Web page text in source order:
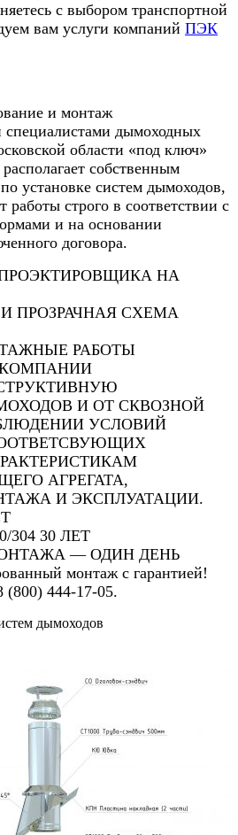
с выбором транспортной
вам услуги компаний ПЭК
и монтаж
дымоходных
области «под ключ»
собственным
установке систем дымоходов,
работы строго в соответствии с
и на основании
договора.
НА
ПРОЗРАЧНАЯ СХЕМА
РАБОТЫ
И ОТ СКВОЗНОЙ
УСЛОВИЙ
АГРЕГАТА,
И ЭКСПЛУАТАЦИИ.
304 30 ЛЕТ
— ОДИН ДЕНЬ
монтаж с гарантией!
(800) 444-17-05.
дымоходов